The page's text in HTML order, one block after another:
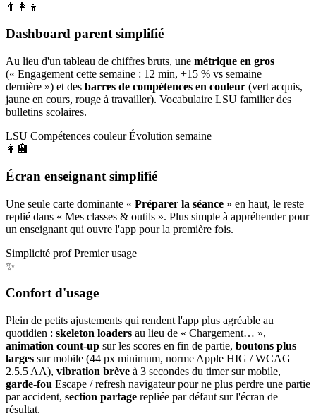
👨‍👩‍👧
Dashboard parent simplifié
Au lieu d'un tableau de chiffres bruts, une métrique en gros
(« Engagement cette semaine : 12 min, +15 % vs semaine
dernière ») et des barres de compétences en couleur (vert acquis,
jaune en cours, rouge à travailler). Vocabulaire LSU familier des
bulletins scolaires.
LSU Compétences couleur Évolution semaine
👩‍🏫
Écran enseignant simplifié
Une seule carte dominante « Préparer la séance » en haut, le reste
replié dans « Mes classes & outils ». Plus simple à appréhender pour
un enseignant qui ouvre l'app pour la première fois.
Simplicité prof Premier usage
✨
Confort d'usage
Plein de petits ajustements qui rendent l'app plus agréable au
quotidien : skeleton loaders au lieu de « Chargement… »,
animation count-up sur les scores en fin de partie, boutons plus
larges sur mobile (44 px minimum, norme Apple HIG / WCAG
2.5.5 AA), vibration brève à 3 secondes du timer sur mobile,
garde-fou Escape / refresh navigateur pour ne plus perdre une partie
par accident, section partage repliée par défaut sur l'écran de
résultat.